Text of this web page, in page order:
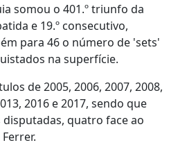
somou o 401.º triunfo da
e 19.º consecutivo,
para 46 o número de 'sets'
na superfície.
de 2005, 2006, 2007, 2008,
2016 e 2017, sendo que
disputadas, quatro face ao